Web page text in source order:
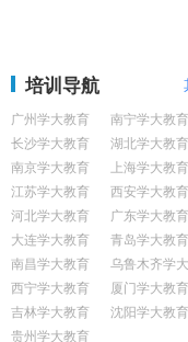
培训导航
广州学大教育 南宁学大教育
长沙学大教育
湖北学大教育
南京学大教育
上海学大教育
江苏学大教育
西安学大教育
河北学大教育
广东学大教育
大连学大教育
青岛学大教育
南昌学大教育
乌鲁木齐学
西宁学大教育
厦门学大教育
吉林学大教育
沈阳学大教育
贵州学大教育